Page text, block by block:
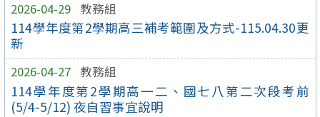
2026-04-29 教務組
114學年度第2學期高三補考範圍及方式-115.04.30更
新
2026-04-27 教務組
114學年度第2學期高一二、國七八第二次段考前
(5/4-5/12) 夜自習事宜說明